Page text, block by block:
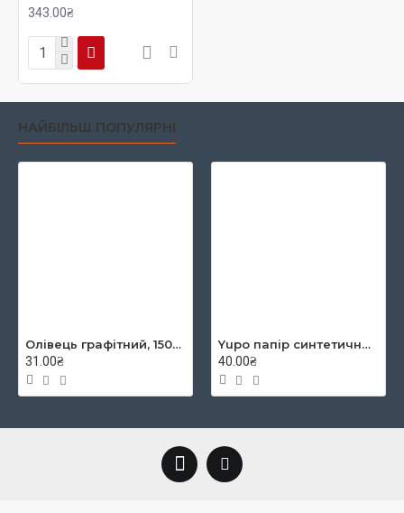
343.00₴
НАЙБІЛЬШ ПОПУЛЯРНІ
Олівець графітний, 1500, 2B, KOH-I-NOOR
31.00₴
Yupo папір синтетичний YUPO-Blue 234g 300µ, 460x320 mm
40.00₴